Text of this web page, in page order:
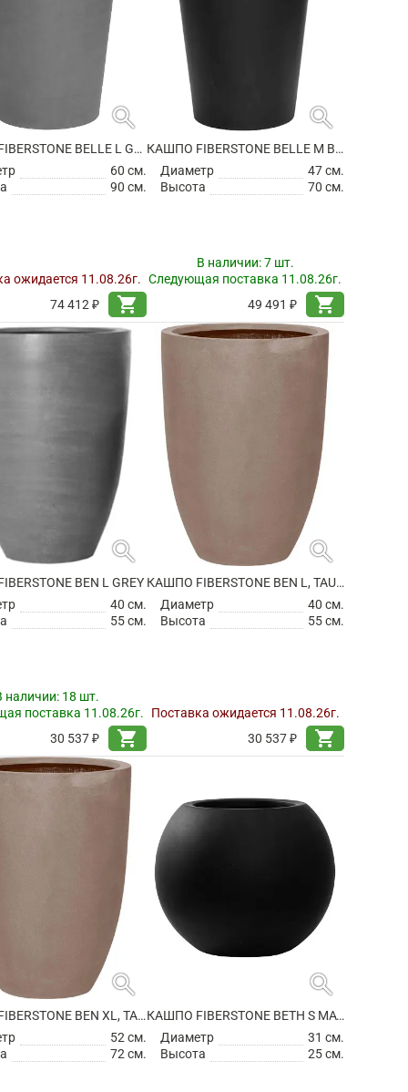
search
КАШПО FIBERSTONE BELLE L GREY
60 см.
90 см.
ожидается 11.08.26г.
74 412 ₽
shopping_cart
search
КАШПО FIBERSTONE BELLE M BLACK
Диаметр
47 см.
Высота
70 см.
В наличии:7 шт.
Следующая поставка 11.08.26г.
49 491 ₽
shopping_cart
search
BEN L GREY
40 см.
55 см.
наличии: 18 шт.
поставка 11.08.26г.
30 537 ₽
shopping_cart
search
КАШПО FIBERSTONE BEN L, TAUPE
Диаметр
40 см.
Высота
55 см.
Поставка ожидается 11.08.26г.
30 537 ₽
shopping_cart
search
КАШПО FIBERSTONE BEN XL, TAUPE
52 см.
72 см.
search
КАШПО FIBERSTONE BETH S MATT BLACK
Диаметр
31 см.
Высота
25 см.